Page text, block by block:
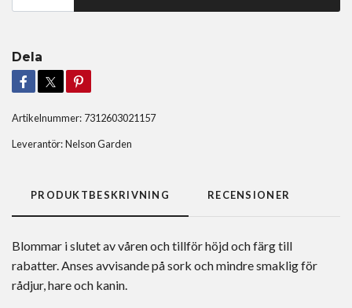
Dela
Artikelnummer: 7312603021157
Leverantör:Nelson Garden
PRODUKTBESKRIVNING RECENSIONER
Blommar i slutet av våren och tillför höjd och färg till
rabatter. Anses avvisande på sork och mindre smaklig för
rådjur, hare och kanin.